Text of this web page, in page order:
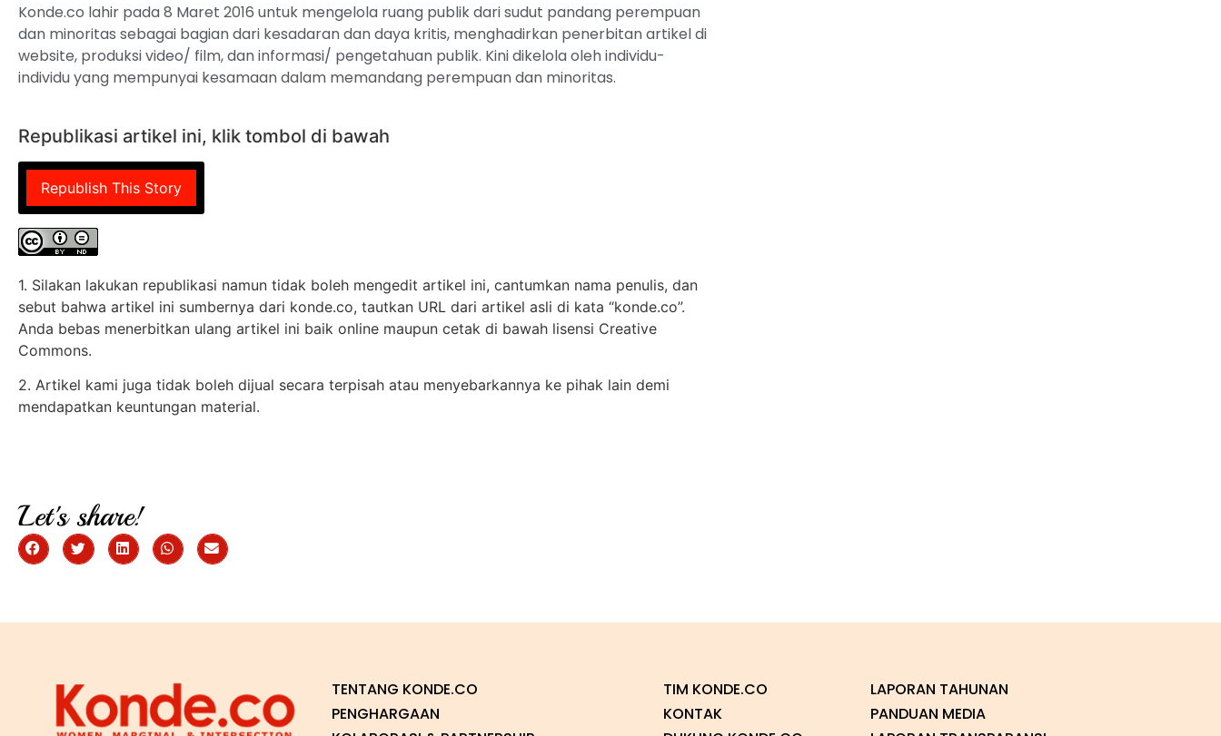
Konde.co lahir pada 8 Maret 2016 untuk mengelola ruang publik dari sudut pandang perempuan
dan minoritas sebagai bagian dari kesadaran dan daya kritis, menghadirkan penerbitan artikel di
website, produksi video/ film, dan informasi/ pengetahuan publik. Kini dikelola oleh individu-
individu yang mempunyai kesamaan dalam memandang perempuan dan minoritas.
Republikasi artikel ini, klik tombol di bawah
Republish This Story
1. Silakan lakukan republikasi namun tidak boleh mengedit artikel ini, cantumkan nama penulis, dan
sebut bahwa artikel ini sumbernya dari konde.co, tautkan URL dari artikel asli di kata “konde.co”.
Anda bebas menerbitkan ulang artikel ini baik online maupun cetak di bawah lisensi Creative
Commons.
2. Artikel kami juga tidak boleh dijual secara terpisah atau menyebarkannya ke pihak lain demi
mendapatkan keuntungan material.
Let's share!
TENTANG KONDE.CO
PENGHARGAAN
TIM KONDE.CO
KONTAK
LAPORAN TAHUNAN
PANDUAN MEDIA